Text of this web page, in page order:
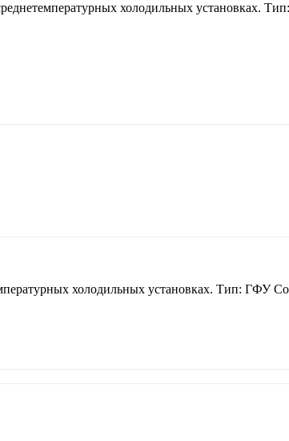
холодильных установках.
холодильных установках. Тип: ГФУ